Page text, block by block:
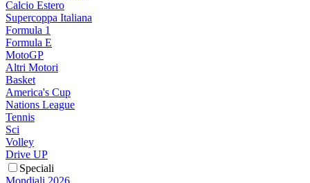
Calcio Estero
Supercoppa Italiana
Formula 1
Formula E
MotoGP
Altri Motori
Basket
America's Cup
Nations League
Tennis
Sci
Volley
Drive UP
Speciali
Mondiali 2026